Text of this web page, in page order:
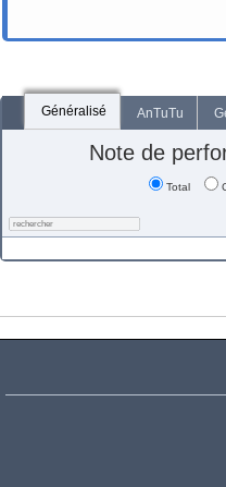
Généralisé AnTuTu
Note de
Total